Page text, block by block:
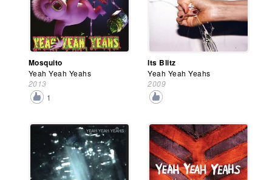
Mosquito
Yeah Yeah Yeahs
2013
1
Its Blitz
Yeah Yeah Yeahs
2009